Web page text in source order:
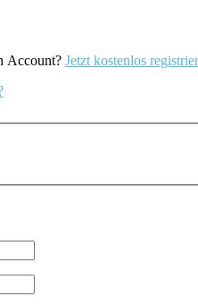
Account? Jetzt kostenlos